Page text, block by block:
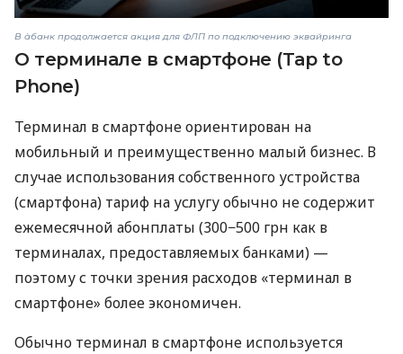
В àбанк продолжается акция для ФЛП по подключению эквайринга
О терминале в смартфоне (Tap to
Phone)
Терминал в смартфоне ориентирован на
мобильный и преимущественно малый бизнес. В
случае использования собственного устройства
(смартфона) тариф на услугу обычно не содержит
ежемесячной абонплаты (300−500 грн как в
терминалах, предоставляемых банками) —
поэтому с точки зрения расходов «терминал в
смартфоне» более экономичен.
Обычно терминал в смартфоне используется